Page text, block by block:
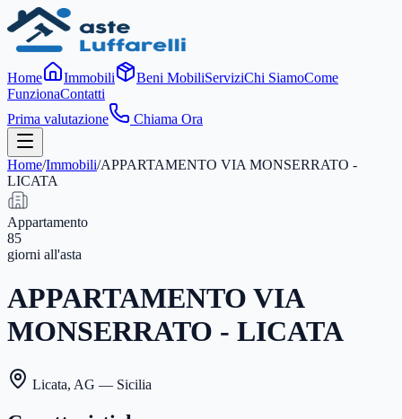
Home Immobili Beni MobiliServiziChi SiamoCome
FunzionaContatti
Prima valutazione
Chiama Ora
Home/Immobili/APPARTAMENTO VIA MONSERRATO -
LICATA
Appartamento
85
giorni all'asta
APPARTAMENTO VIA
MONSERRATO - LICATA
Licata, AG — Sicilia